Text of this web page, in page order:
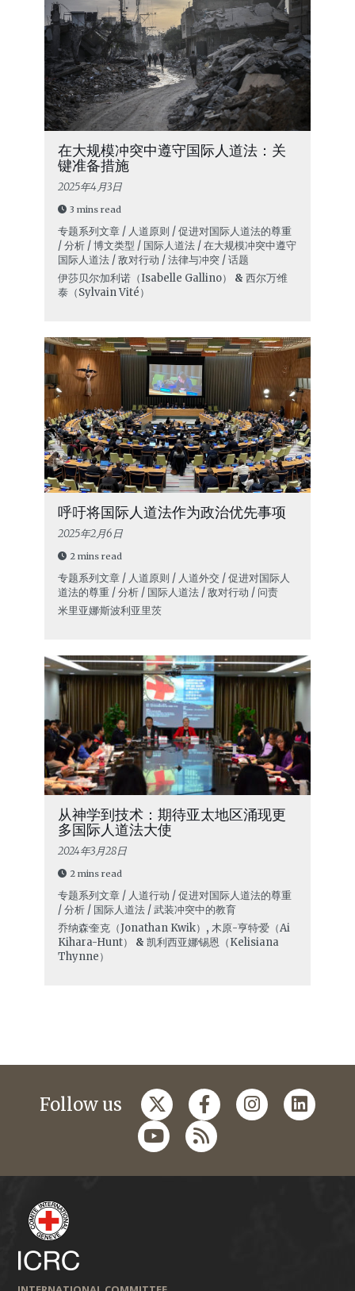
在大规模冲突中遵守国际人道法：关
键准备措施
2025年4月3日
3 mins read
专题系列文章 / 人道原则 / 促进对国际人道法的尊重
/ 分析 / 博文类型 / 国际人道法 / 在大规模冲突中遵守
国际人道法 / 敌对行动 / 法律与冲突 / 话题
伊莎贝尔·加利诺（Isabelle Gallino）
& 西尔万·维
泰（Sylvain Vité）
呼吁将国际人道法作为政治优先事项
2025年2月6日
2 mins read
专题系列文章 / 人道原则 / 人道外交 / 促进对国际人
道法的尊重 / 分析 / 国际人道法 / 敌对行动 / 问责
米里亚娜·斯波利亚里茨
从神学到技术：期待亚太地区涌现更
多国际人道法大使
2024年3月28日
2 mins read
专题系列文章 / 人道行动 / 促进对国际人道法的尊重
/ 分析 / 国际人道法 / 武装冲突中的教育
乔纳森·奎克（Jonathan Kwik） , 木原-亨特·爱（Ai
Kihara-Hunt）
& 凯利西亚娜·锡恩（Kelisiana
Thynne）
Follow us